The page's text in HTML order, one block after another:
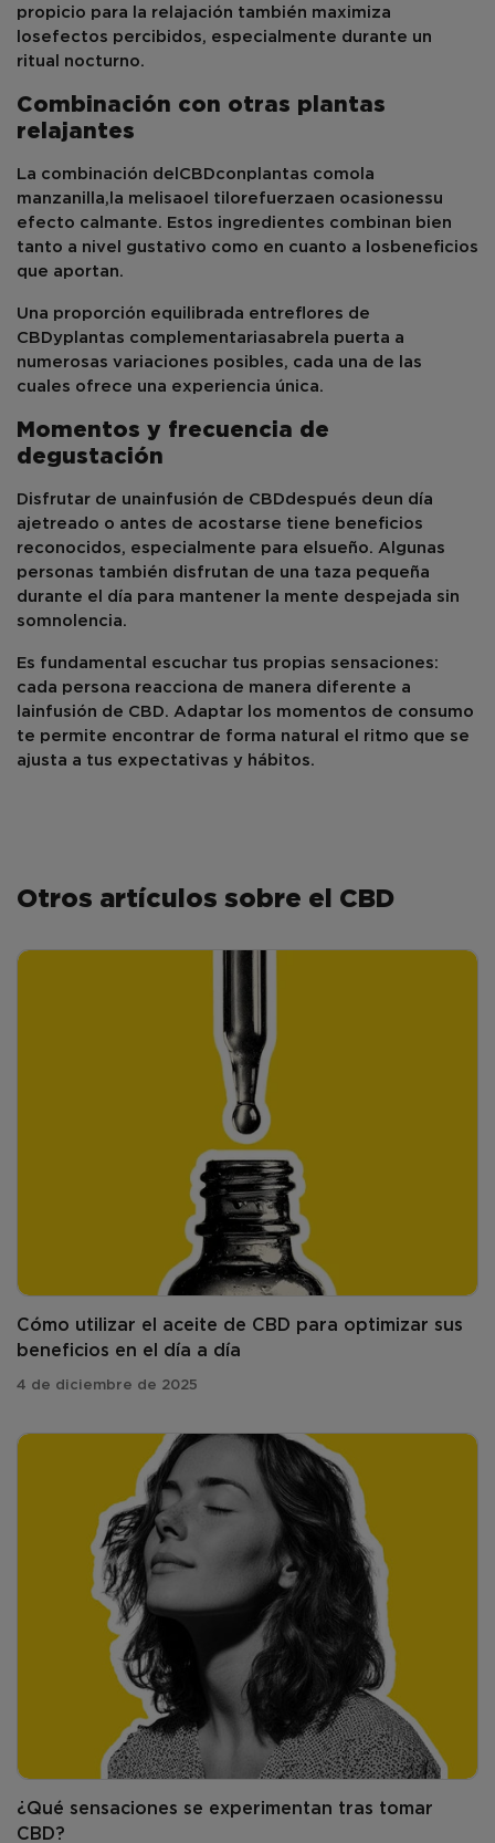
propicio para la relajación también maximiza
losefectos percibidos, especialmente durante un
ritual nocturno.
Combinación con otras plantas
relajantes
La combinación del CBDconplantas como la
manzanilla, la melisaoel tilorefuerzaen ocasionessu
efecto calmante. Estos ingredientes combinan bien
tanto a nivel gustativo como en cuanto a los beneficios
que aportan.
Una proporción equilibrada entreflores de
CBDyplantas complementariasabre la puerta a
numerosas variaciones posibles, cada una de las
cuales ofrece una experiencia única.
Momentos y frecuencia de
degustación
Disfrutar de unainfusión de CBDdespués deun día
ajetreado o antes de acostarse tiene beneficios
reconocidos, especialmente para el sueño. Algunas
personas también disfrutan de una taza pequeña
durante el día para mantener la mente despejada sin
somnolencia.
Es fundamental escuchar tus propias sensaciones:
cada persona reacciona de manera diferente a
lainfusión de CBD. Adaptar los momentos de consumo
te permite encontrar de forma natural el ritmo que se
ajusta a tus expectativas y hábitos.
Otros artículos sobre el CBD
Cómo utilizar el aceite de CBD para optimizar sus
beneficios en el día a día
4 de diciembre de 2025
¿Qué sensaciones se experimentan tras tomar
CBD?